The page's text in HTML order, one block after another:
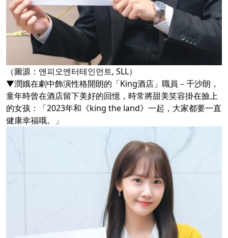
（圖源：앤피오엔터테인먼트, SLL）
▼潤娥在劇中飾演性格開朗的「King酒店」職員－千沙朗，
童年時曾在酒店留下美好的回憶，時常將甜美笑容掛在臉上
的女孩：「2023年和《king the land》一起，大家都要一直
健康幸福哦。」